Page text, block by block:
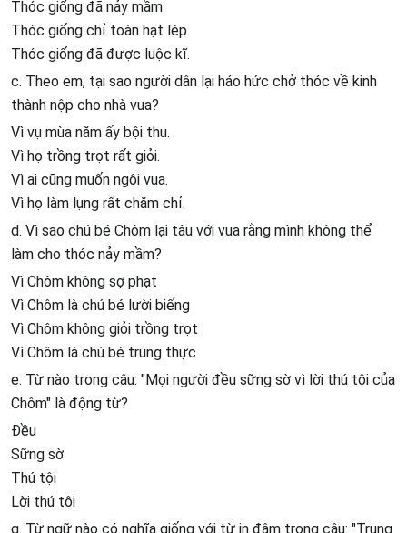
Thóc giống đã nảy mầm
Thóc giống chỉ toàn hạt lép.
Thóc giống đã được luộc kĩ.
c. Theo em, tại sao người dân lại háo hức chở thóc về kinh
thành nộp cho nhà vua?
Vì vụ mùa năm ấy bội thu.
Vì họ trồng trọt rất giỏi.
Vì ai cũng muốn ngôi vua.
Vì họ làm lụng rất chăm chỉ.
d. Vì sao chú bé Chôm lại tâu với vua rằng mình không thể
làm cho thóc nảy mầm?
Vì Chôm không sợ phạt
Vì Chôm là chú bé lười biếng
Vì Chôm không giỏi trồng trọt
Vì Chôm là chú bé trung thực
e. Từ nào trong câu: "Mọi người đều sững sờ vì lời thú tội của
Chôm" là động từ?
Đều
Sững sờ
Thú tội
Lời thú tội
g. Từ ngữ nào có nghĩa giống với từ in đậm trong câu: "Trung